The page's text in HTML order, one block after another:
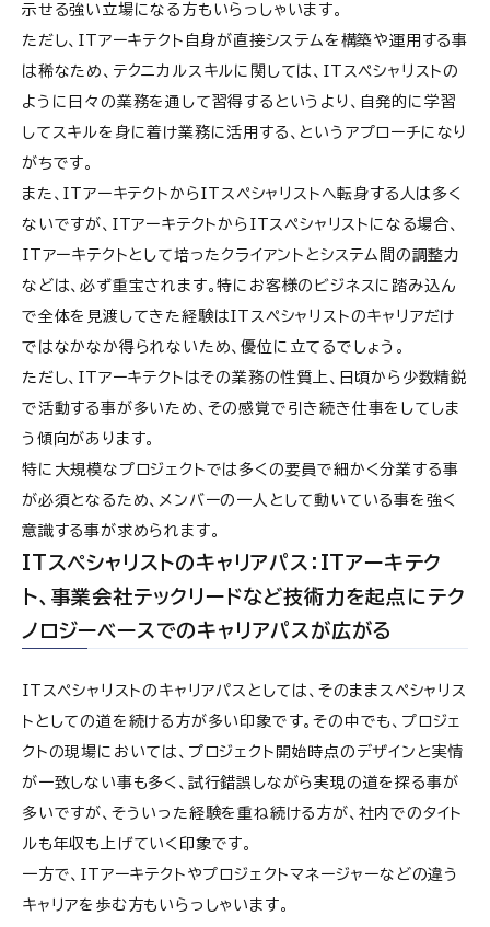
示せる強い立場になる方もいらっしゃいます。
ただし、ITアーキテクト自身が直接システムを構築や運用する事
は稀なため、テクニカルスキルに関しては、ITスペシャリストの
ように日々の業務を通して習得するというより、自発的に学習
してスキルを身に着け業務に活用する、というアプローチになり
がちです。
また、ITアーキテクトからITスペシャリストへ転身する人は多く
ないですが、ITアーキテクトからITスペシャリストになる場合、
ITアーキテクトとして培ったクライアントとシステム間の調整力
などは、必ず重宝されます。特にお客様のビジネスに踏み込ん
で全体を見渡してきた経験はITスペシャリストのキャリアだけ
ではなかなか得られないため、優位に立てるでしょう。
ただし、ITアーキテクトはその業務の性質上、日頃から少数精鋭
で活動する事が多いため、その感覚で引き続き仕事をしてしま
う傾向があります。
特に大規模なプロジェクトでは多くの要員で細かく分業する事
が必須となるため、メンバーの一人として動いている事を強く
意識する事が求められます。
ITスペシャリストのキャリアパス：ITアーキテク
ト、事業会社テックリードなど技術力を起点にテク
ノロジーベースでのキャリアパスが広がる
ITスペシャリストのキャリアパスとしては、そのままスペシャリス
トとしての道を続ける方が多い印象です。その中でも、プロジェ
クトの現場においては、プロジェクト開始時点のデザインと実情
が一致しない事も多く、試行錯誤しながら実現の道を探る事が
多いですが、そういった経験を重ね続ける方が、社内でのタイト
ルも年収も上げていく印象です。
一方で、ITアーキテクトやプロジェクトマネージャーなどの違う
キャリアを歩む方もいらっしゃいます。